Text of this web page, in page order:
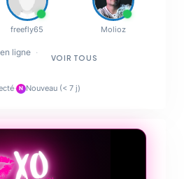
freefly65 Molioz
ligne ·
VOIR TOUS
· N Nouveau (< 7 j)
✨